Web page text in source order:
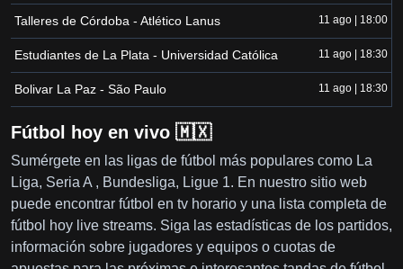
Talleres de Córdoba - Atlético Lanus 11 ago | 18:00
Estudiantes de La Plata - Universidad Católica 11 ago | 18:30
Bolivar La Paz - São Paulo 11 ago | 18:30
Fútbol hoy en vivo 🇲🇽
Sumérgete en las ligas de fútbol más populares como La
Liga, Seria A , Bundesliga, Ligue 1. En nuestro sitio web
puede encontrar fútbol en tv horario y una lista completa de
fútbol hoy live streams. Siga las estadísticas de los partidos,
información sobre jugadores y equipos o cuotas de